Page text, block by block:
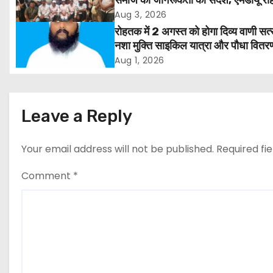
a
a
हजारों लोगों ने लिया संकल्प
Aug 3, 2026
रोहतक में 2 अगस्त को होगा दिव्य वाणी
नशा मुक्ति साइकिल यात्रा और पौधा
कार्यक्रम
Aug 1, 2026
Leave a Reply
Your email address will not be published. Required
Comment *